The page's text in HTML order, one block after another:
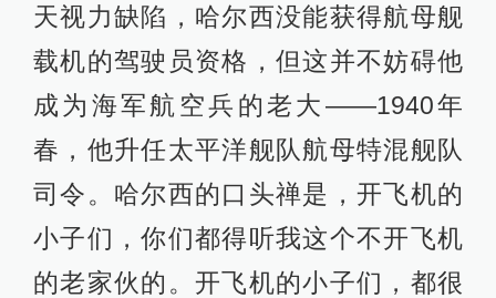
天视力缺陷，哈尔西没能获得航母舰
载机的驾驶员资格，但这并不妨碍他
成为海军航空兵的老大——1940年
春，他升任太平洋舰队航母特混舰队
司令。哈尔西的口头禅是，开飞机的
小子们，你们都得听我这个不开飞机
的老家伙的。开飞机的小子们，都很